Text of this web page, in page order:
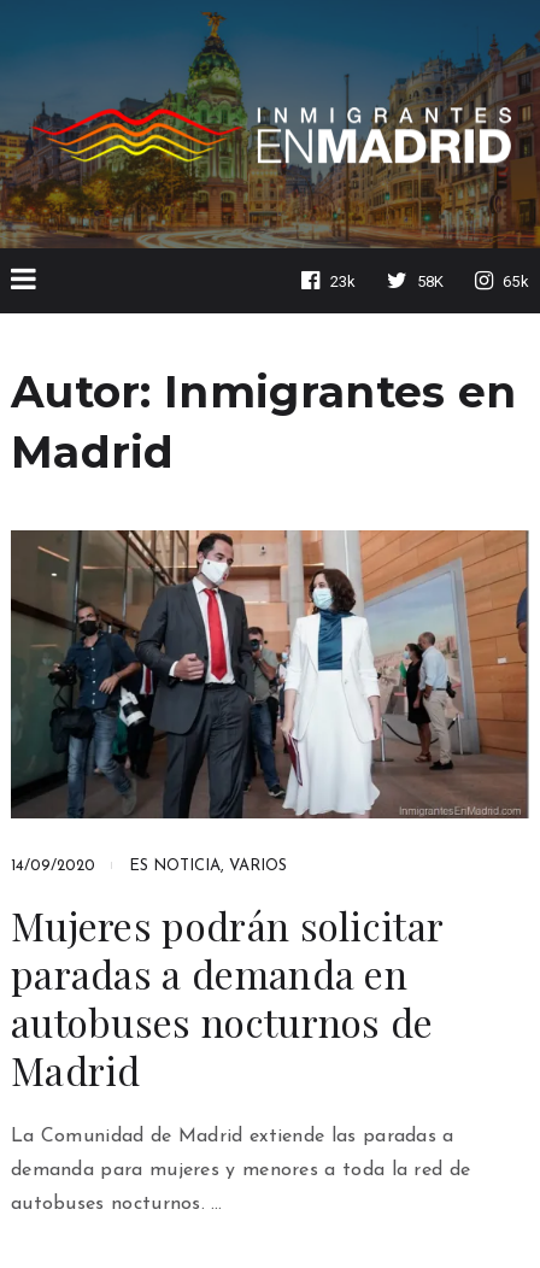
23k 58K 65k
Autor: Inmigrantes en
Madrid
14/09/2020 ES NOTICIA, VARIOS
Mujeres podrán solicitar
paradas a demanda en
autobuses nocturnos de
Madrid
La Comunidad de Madrid extiende las paradas a
demanda para mujeres y menores a toda la red de
autobuses nocturnos. …